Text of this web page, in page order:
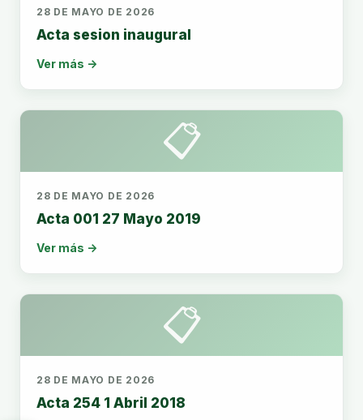
28 DE MAYO DE 2026
Acta sesion inaugural
Ver más →
📋
28 DE MAYO DE 2026
Acta 001 27 Mayo 2019
Ver más →
📋
28 DE MAYO DE 2026
Acta 254 1 Abril 2018